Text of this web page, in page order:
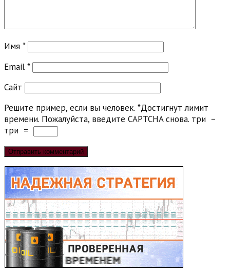
Имя *
Email *
Сайт
Решите пример, если вы человек. *Достигнут лимит
времени. Пожалуйста, введите CAPTCHA снова. три −
три =